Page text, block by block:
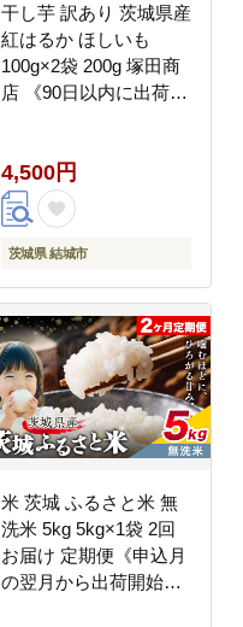
干し芋 訳あり 茨城県産
紅はるか ほしいも
100g×2袋 200g 塚田商
店 《90日以内に出荷予
サツマイモ さつま芋 お
菓子 スイーツ おやつ
和菓子 訳あり 贈り物
マツコ---
4,500円
茨城県 結城市
米 茨城 ふるさと米 無
洗米 5kg 5kg×1袋 2回
お届け 定期便《申込月
の翌月から出荷開始》